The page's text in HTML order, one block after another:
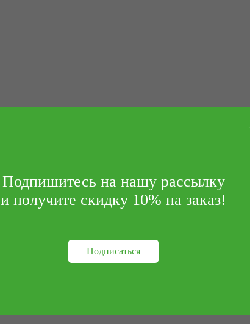
Подпишитесь на нашу рассылку
и получите скидку 10% на заказ!
Подписаться